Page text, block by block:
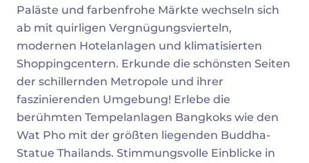
Paläste und farbenfrohe Märkte wechseln sich
ab mit quirligen Vergnügungsvierteln,
modernen Hotelanlagen und klimatisierten
Shoppingcentern. Erkunde die schönsten Seiten
der schillernden Metropole und ihrer
faszinierenden Umgebung! Erlebe die
berühmten Tempelanlagen Bangkoks wie den
Wat Pho mit der größten liegenden Buddha-
Statue Thailands. Stimmungsvolle Einblicke in